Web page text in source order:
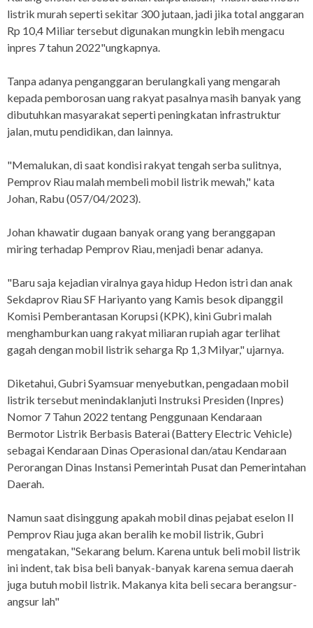
listrik murah seperti sekitar 300 jutaan, jadi jika total anggaran
Rp 10,4 Miliar tersebut digunakan mungkin lebih mengacu
inpres 7 tahun 2022"ungkapnya.
Tanpa adanya penganggaran berulangkali yang mengarah
kepada pemborosan uang rakyat pasalnya masih banyak yang
dibutuhkan masyarakat seperti peningkatan infrastruktur
jalan, mutu pendidikan, dan lainnya.
"Memalukan, di saat kondisi rakyat tengah serba sulitnya,
Pemprov Riau malah membeli mobil listrik mewah," kata
Johan, Rabu (057/04/2023).
Johan khawatir dugaan banyak orang yang beranggapan
miring terhadap Pemprov Riau, menjadi benar adanya.
"Baru saja kejadian viralnya gaya hidup Hedon istri dan anak
Sekdaprov Riau SF Hariyanto yang Kamis besok dipanggil
Komisi Pemberantasan Korupsi (KPK), kini Gubri malah
menghamburkan uang rakyat miliaran rupiah agar terlihat
gagah dengan mobil listrik seharga Rp 1,3 Milyar," ujarnya.
Diketahui, Gubri Syamsuar menyebutkan, pengadaan mobil
listrik tersebut menindaklanjuti Instruksi Presiden (Inpres)
Nomor 7 Tahun 2022 tentang Penggunaan Kendaraan
Bermotor Listrik Berbasis Baterai (Battery Electric Vehicle)
sebagai Kendaraan Dinas Operasional dan/atau Kendaraan
Perorangan Dinas Instansi Pemerintah Pusat dan Pemerintahan
Daerah.
Namun saat disinggung apakah mobil dinas pejabat eselon II
Pemprov Riau juga akan beralih ke mobil listrik, Gubri
mengatakan, "Sekarang belum. Karena untuk beli mobil listrik
ini indent, tak bisa beli banyak-banyak karena semua daerah
juga butuh mobil listrik. Makanya kita beli secara berangsur-
angsur lah"